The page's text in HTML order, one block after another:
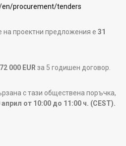
en/procurement/tenders
на проектни предложения е 31
000 EUR за 5 годишен договор.
с тази обществена поръчка,
от 10:00 до 11:00 ч. (CEST).